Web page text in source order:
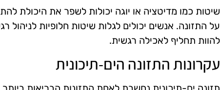
שיטות כמו מדיטציה או יוגה יכולות לשפר את היכולת
על התזונה. אנשים יכולים לגלות שיטות חלופיות לניהול
להוות תחליף לאכילה רגשית.
עקרונות התזונה הים-תיכונית